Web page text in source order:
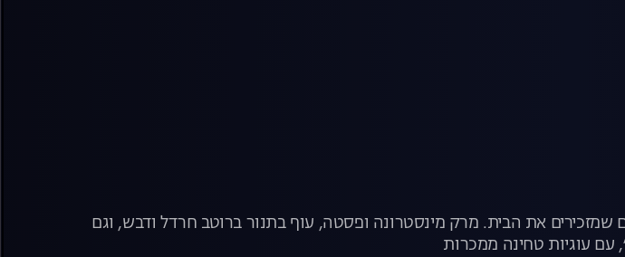
שמזכירים את הבית. מרק מינסטרונה ופסטה, עוף בתנור ברוטב חרדל ודבש, וגם
עם עוגיות טחינה ממכרות